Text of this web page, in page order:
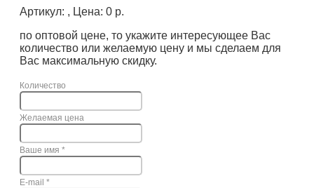
Артикул: , Цена: 0 р.
по оптовой цене, то укажите интересующее Вас
количество или желаемую цену и мы сделаем для
Вас максимальную скидку.
Количество
Желаемая цена
Ваше имя *
E-mail *